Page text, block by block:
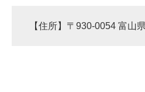
【住所】〒930-0054 富山